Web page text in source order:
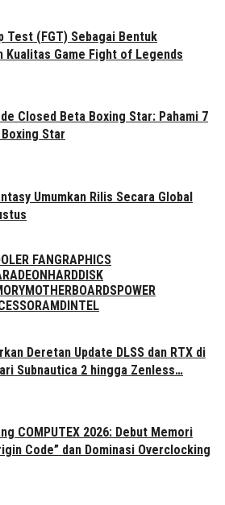
Test (FGT) Sebagai Bentuk
Kualitas Game Fight of Legends
Closed Beta Boxing Star: Pahami 7
Star
Umumkan Rilis Secara Global
FAN GRAPHICS
RADEON HARDDISK
MOTHERBOARDSPOWER
AMD INTEL
Deretan Update DLSS dan RTX di
Subnautica 2 hingga Zenless…
COMPUTEX 2026: Debut Memori
Code” dan Dominasi Overclocking